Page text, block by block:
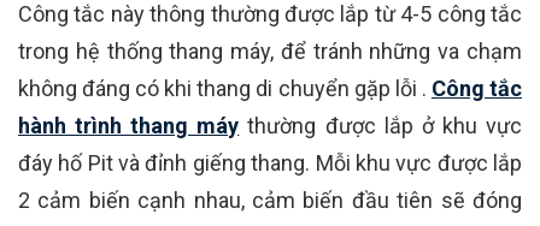
Công tắc này thông thường được lắp từ 4-5 công tắc
trong hệ thống thang máy, để tránh những va chạm
không đáng có khi thang di chuyển gặp lỗi . Công tắc
hành trình thang máy thường được lắp ở khu vực
đáy hố Pit và đỉnh giếng thang. Mỗi khu vực được lắp
2 cảm biến cạnh nhau, cảm biến đầu tiên sẽ đóng